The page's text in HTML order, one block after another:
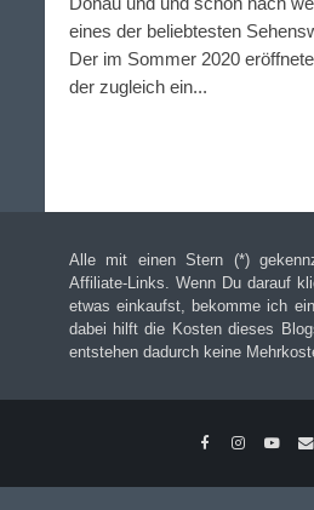
eines der beliebtesten
Der im Sommer 2020
der zugleich ein...
Alle mit einen Stern (*)
Affiliate-Links. Wenn Du darauf
etwas einkaufst, bekomme ich
dabei hilft die Kosten dieses
entstehen dadurch keine